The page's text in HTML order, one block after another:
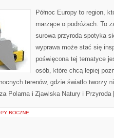
Północ Europy to region,
marzące o podróżach. To
surowa przyroda spotyka
wyprawa może stać się
poświęcona tej tematyce
osób, które chcą lepiej
terenów, gdzie światło tworzy
Polarna i Zjawiska Natury i
ROCZNE